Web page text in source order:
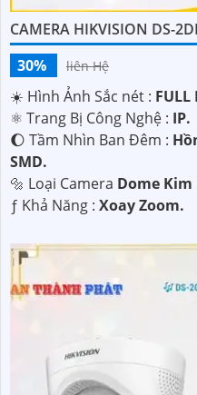
CAMERA HIKVISION DS-
30%
liên Hệ
☀️ Hình Ảnh Sắc nét : FULL
⚛️ Trang Bị Công Nghệ : IP.
🌔 Tầm Nhìn Ban Đêm :
SMD.
🔩 Loại Camera Dome Kim
️ƒ Khả Năng : Xoay Zoom.